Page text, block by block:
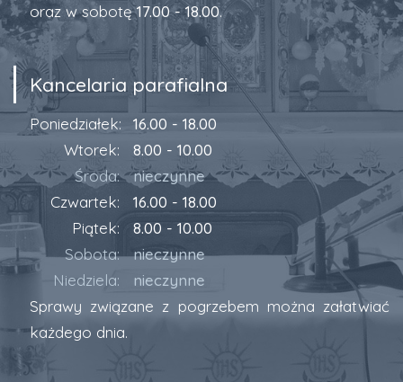
oraz w sobotę17.00 - 18.00.
Kancelaria parafialna
Poniedziałek:
16.00 - 18.00
Wtorek:
8.00 - 10.00
Środa:
nieczynne
Czwartek:
16.00 - 18.00
Piątek:
8.00 - 10.00
Sobota:
nieczynne
Niedziela:
nieczynne
Sprawy związane z pogrzebem można załatwiać
każdego dnia.